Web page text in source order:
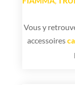
Vous y
accessoires